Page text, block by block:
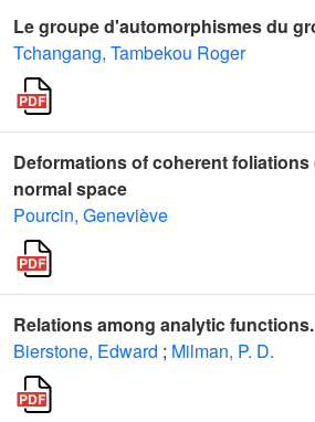
Le groupe d'automorphismes du
Tchangang, Tambekou Roger
Deformations of coherent
normal space
Pourcin, Geneviève
Relations among analytic
Bierstone, Edward ; Milman, P. D.